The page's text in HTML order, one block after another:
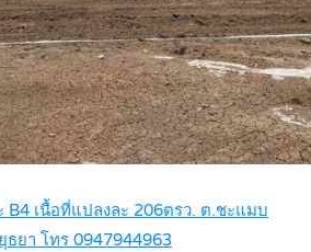
เนื้อที่แปลงละ 206ตรว. ต.ชะแมบ
ธยา โทร 0947944963